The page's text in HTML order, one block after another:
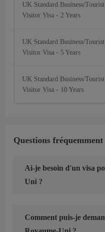
UK Standard Business/Tourist
Visitor Visa - 2 Years
UK Standard Business/Tourist
Visitor Visa - 5 Years
UK Standard Business/Tourist
Visitor Visa - 10 Years
Questions fréquemment
Ai-je besoin d'un visa
Uni ?
Comment puis-je